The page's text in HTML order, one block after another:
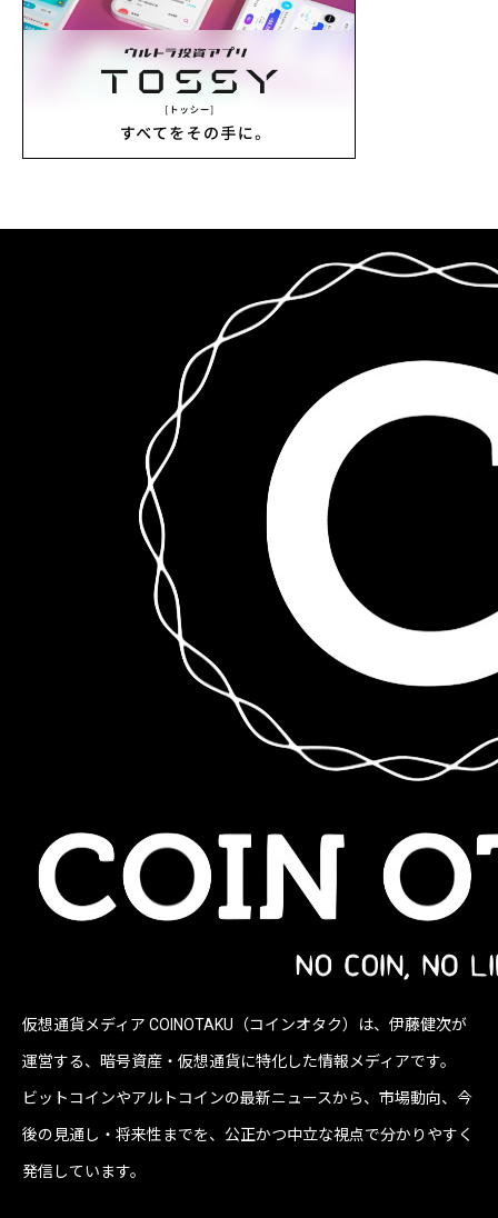
仮想通貨メディア COINOTAKU（コインオタク）は、伊藤健次が
運営する、暗号資産・仮想通貨に特化した情報メディアです。
ビットコインやアルトコインの最新ニュースから、市場動向、今
後の見通し・将来性までを、公正かつ中立な視点で分かりやすく
発信しています。